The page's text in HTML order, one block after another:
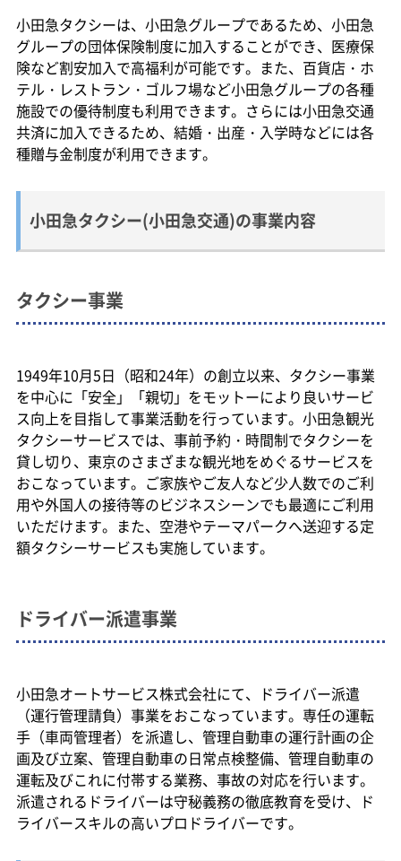
小田急タクシーは、小田急グループであるため、小田急
グループの団体保険制度に加入することができ、医療保
険など割安加入で高福利が可能です。また、百貨店・ホ
テル・レストラン・ゴルフ場など小田急グループの各種
施設での優待制度も利用できます。さらには小田急交通
共済に加入できるため、結婚・出産・入学時などには各
種贈与金制度が利用できます。
小田急タクシー(小田急交通)の事業内容
タクシー事業
1949年10月5日（昭和24年）の創立以来、タクシー事業
を中心に「安全」「親切」をモットーにより良いサービ
ス向上を目指して事業活動を行っています。小田急観光
タクシーサービスでは、事前予約・時間制でタクシーを
貸し切り、東京のさまざまな観光地をめぐるサービスを
おこなっています。ご家族やご友人など少人数でのご利
用や外国人の接待等のビジネスシーンでも最適にご利用
いただけます。また、空港やテーマパークへ送迎する定
額タクシーサービスも実施しています。
ドライバー派遣事業
小田急オートサービス株式会社にて、ドライバー派遣
（運行管理請負）事業をおこなっています。専任の運転
手（車両管理者）を派遣し、管理自動車の運行計画の企
画及び立案、管理自動車の日常点検整備、管理自動車の
運転及びこれに付帯する業務、事故の対応を行います。
派遣されるドライバーは守秘義務の徹底教育を受け、ド
ライバースキルの高いプロドライバーです。